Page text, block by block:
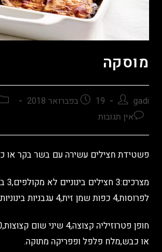
מוסקה
gadi 19 בפברואר 2018
אין תגובות
פשטידת חצילים עשירה עם בשר בקר או
לפרוסות,4 כפות שמן זית,4 עגבניות בינוניות חתוכות לפרוסות,
או כבש,מלח פלפל ופפריקה מתוקה.